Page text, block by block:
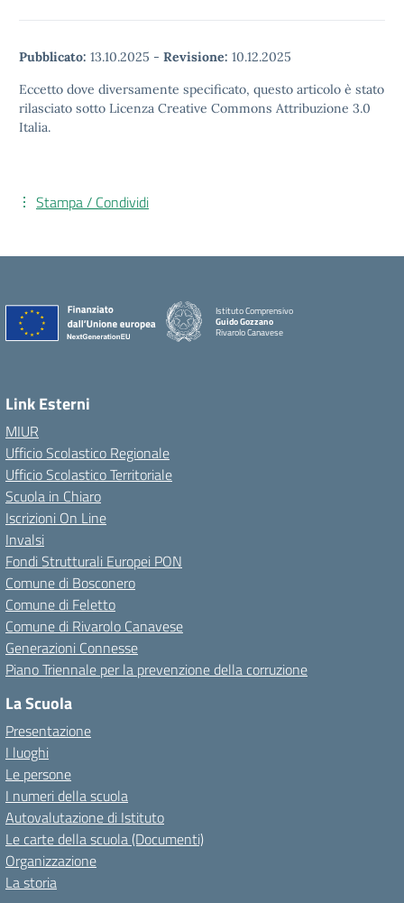
Pubblicato: 13.10.2025 - Revisione: 10.12.2025
Eccetto dove diversamente specificato, questo articolo è stato
rilasciato sotto Licenza Creative Commons Attribuzione 3.0
Italia.
Stampa / Condividi
Istituto Comprensivo
Guido Gozzano
Rivarolo Canavese
Link Esterni
MIUR
Ufficio Scolastico Regionale
Ufficio Scolastico Territoriale
Scuola in Chiaro
Iscrizioni On Line
Invalsi
Fondi Strutturali Europei PON
Comune di Bosconero
Comune di Feletto
Comune di Rivarolo Canavese
Generazioni Connesse
Piano Triennale per la prevenzione della corruzione
La Scuola
Presentazione
I luoghi
Le persone
I numeri della scuola
Autovalutazione di Istituto
Le carte della scuola (Documenti)
Organizzazione
La storia